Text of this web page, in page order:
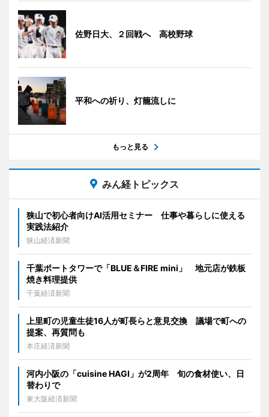
佐野日大、２回戦へ 高校野球
平和への祈り、灯籠流しに
もっと見る
みん経トピックス
狭山で初心者向けAI活用セミナー 仕事や暮らしに使える
実践法紹介
狭山経済新聞
千葉ポートタワーで「BLUE＆FIRE mini」 地元店が鉄板
焼き料理提供
千葉経済新聞
上里町の児童生徒16人が町長らと意見交換 議場で町への
提案、再質問も
本庄経済新聞
河内小阪の「cuisine HAGI」が2周年 旬の食材使い、日
替わりで
東大阪経済新聞